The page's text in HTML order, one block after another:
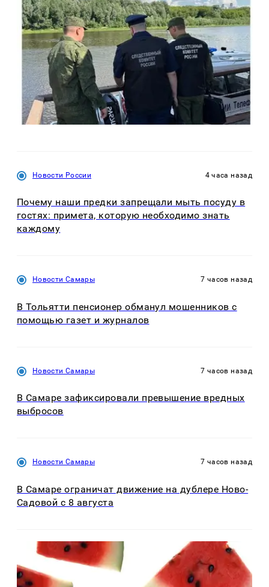
Новости России 4 часа назад
Почему наши предки запрещали мыть посуду в
гостях: примета, которую необходимо знать
каждому
Новости Самары 7 часов назад
В Тольятти пенсионер обманул мошенников с
помощью газет и журналов
Новости Самары 7 часов назад
В Самаре зафиксировали превышение вредных
выбросов
Новости Самары 7 часов назад
В Самаре ограничат движение на дублере Ново-
Садовой с 8 августа